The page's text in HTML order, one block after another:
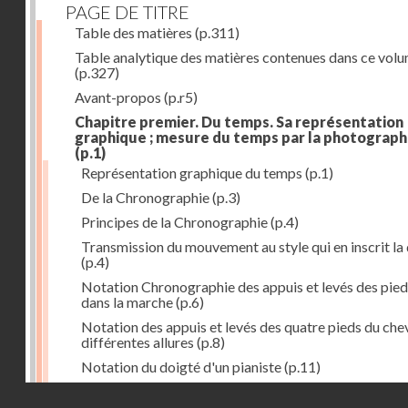
PAGE DE TITRE
Table des matières (p.311)
Table analytique des matières contenues dans ce
(p.327)
Avant-propos (p.r5)
Chapitre premier. Du temps. Sa représentation
graphique ; mesure du temps par la
(p.1)
Représentation graphique du temps (p.1)
De la Chronographie(p.3)
Principes de la Chronographie(p.4)
Transmission du mouvement au style qui en inscrit la
(p.4)
Notation Chronographie des appuis et levés des
dans la marche(p.6)
Notation des appuis et levés des quatre pieds du
différentes allures (p.8)
Notation du doigté d'un pianiste(p.11)